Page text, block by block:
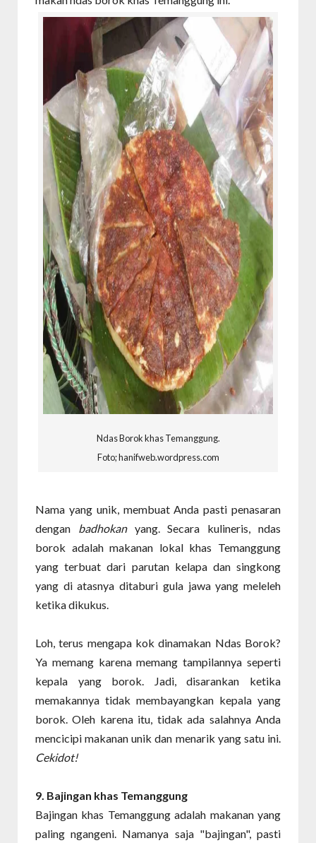
Ndas Borok khas Temanggung.
Foto; hanifweb.wordpress.com
Nama yang unik, membuat Anda pasti penasaran
dengan badhokanyang. Secara kulineris, ndas
borok adalah makanan lokal khas Temanggung
yang terbuat dari parutan kelapa dan singkong
yang di atasnya ditaburi gula jawa yang meleleh
ketika dikukus.
Loh, terus mengapa kok dinamakan Ndas Borok?
Ya memang karena memang tampilannya seperti
kepala yang borok. Jadi, disarankan ketika
memakannya tidak membayangkan kepala yang
borok. Oleh karena itu, tidak ada salahnya Anda
mencicipi makanan unik dan menarik yang satu ini.
Cekidot!
9. Bajingan khas Temanggung
Bajingan khas Temanggung adalah makanan yang
paling ngangeni. Namanya saja "bajingan", pasti